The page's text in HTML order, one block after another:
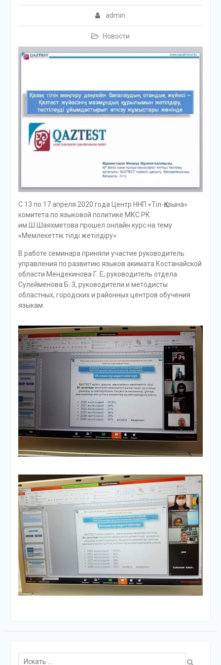
admin
Новости
С 13 по 17 апреля 2020 года Центр ННП «Тіл-Қазына»
комитета по языковой политике МКС РК
им.Ш.Шаяхметова прошел онлайн курс на тему
«Мемлекеттік тілді жетілдіру».
В работе семинара приняли участие руководитель
управления по развитию языков акимата Костанайской
области Мендекинова Г. Е, руководитель отдела
Сулейменова Б. З, руководители и методисты
областных, городских и районных центров обучения
языкам.
Поиск